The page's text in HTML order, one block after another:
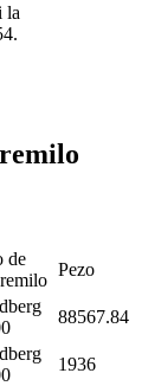
la
de
Pezo
88567.84
1936